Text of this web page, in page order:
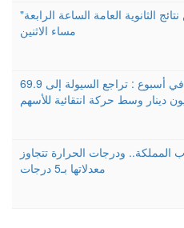
"التربية" تعلن نتائج الثانوية العامة الساعة الرابعة
مساء الاثنين
بورصة عمّان في أسبوع : تراجع السيولة إلى 69.9
دينار وسط حركة انتقائية للأسهم
المملكة.. ودرجات الحرارة تتجاوز
معدلاتها بـ5 درجات